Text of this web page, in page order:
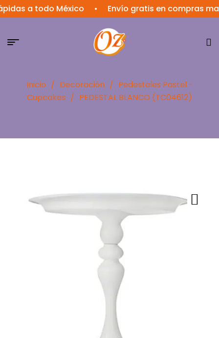
a todo México • Envío gratis en compras
Inicio / Decoración / Pedestales Pastel -
Cupcakes / PEDESTAL BLANCO (TC04612)